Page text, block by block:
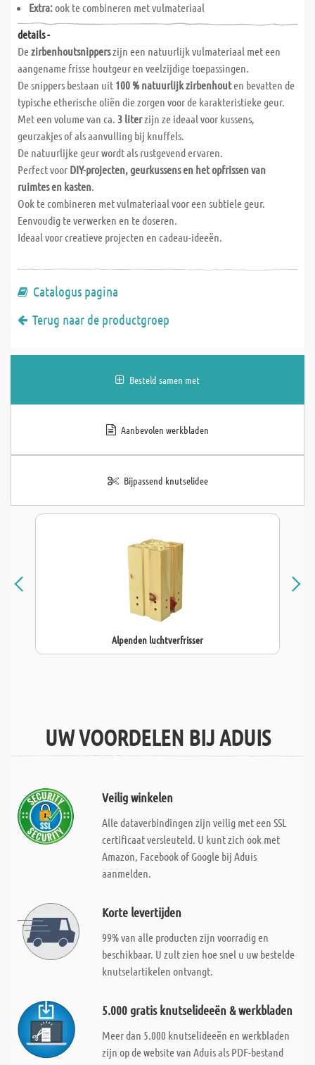
Extra:ook te combineren met vulmateriaal
details -
Dezirbenhoutsnipperszijn een natuurlijk vulmateriaal met een
aangename frisse houtgeur en veelzijdige toepassingen.
De snippers bestaan uit 100 % natuurlijk zirbenhouten bevatten de
typische etherische oliën die zorgen voor de karakteristieke geur.
Met een volume van ca. 3 literzijn ze ideaal voor kussens,
geurzakjes of als aanvulling bij knuffels.
De natuurlijke geur wordt als rustgevend ervaren.
Perfect voor DIY-projecten, geurkussens en het opfrissen van
ruimtes en kasten.
Ook te combineren met vulmateriaal voor een subtiele geur.
Eenvoudig te verwerken en te doseren.
Ideaal voor creatieve projecten en cadeau-ideeën.
Catalogus pagina
Terug naar de productgroep
Besteld samen met
Aanbevolen werkbladen
Bijpassend knutselidee
Alpenden luchtverfrisser
UW VOORDELEN BIJ ADUIS
Veilig winkelen
Alle dataverbindingen zijn veilig met een SSL
certificaat versleuteld. U kunt zich ook met
Amazon, Facebook of Google bij Aduis
aanmelden.
Korte levertijden
99% van alle producten zijn voorradig en
beschikbaar. U zult zien hoe snel u uw bestelde
knutselartikelen ontvangt.
5.000 gratis knutselideeën & werkbladen
Meer dan 5.000 knutselideeën en werkbladen
zijn op de website van Aduis als PDF-bestand